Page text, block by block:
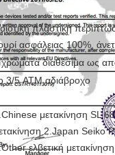
πλαστική
ασφάλειας 100%,
διαθέσιμα ως
3/5 ATM αδιάβροχο
μετακίνηση SL
2.Japan Seiko
ελβετική